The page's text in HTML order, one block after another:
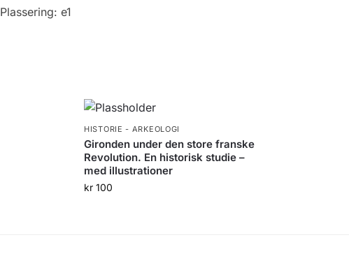
Plassering: e1
HISTORIE - ARKEOLOGI
Gironden under den store franske
Revolution. En historisk studie –
med illustrationer
kr 100